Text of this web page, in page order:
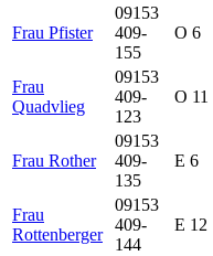
Frau Pfister
09153
409-
155
O 6
Frau
Quadvlieg
09153
409-
123
O 11
Frau Rother
09153
409-
135
E 6
Frau
Rottenberger
09153
409-
144
E 12